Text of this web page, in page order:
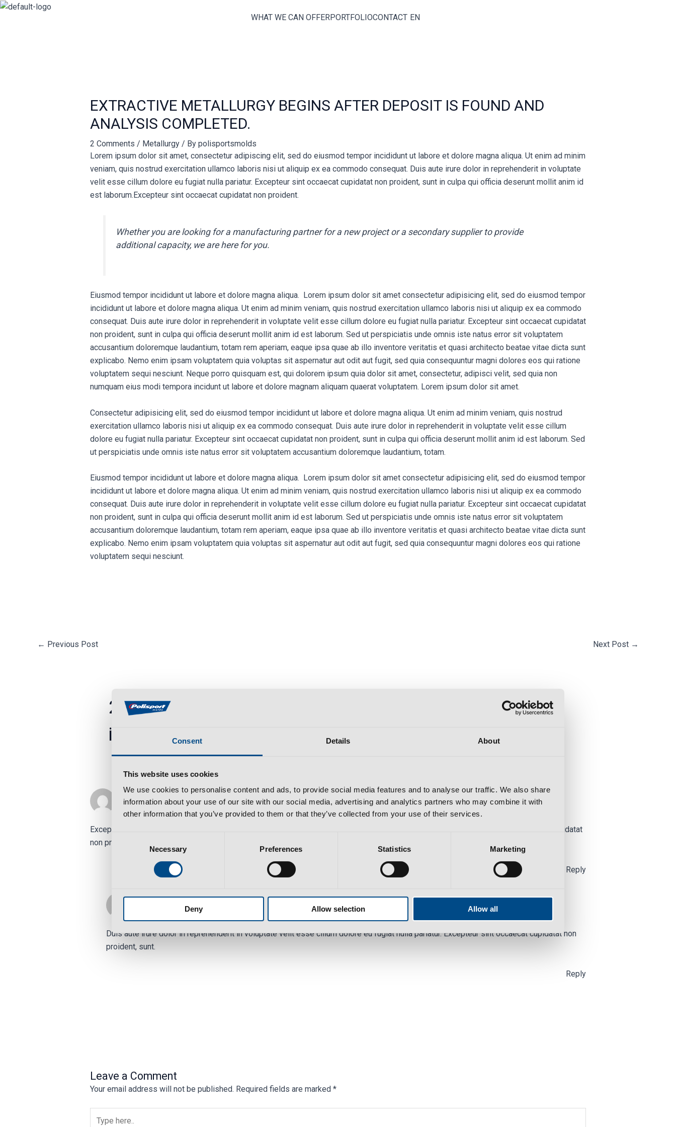
Consent Details About
This website uses cookies
We use cookies to personalise content and ads, to provide social media features and to analyse our traffic. We also share
information about your use of our site with our social media, advertising and analytics partners who may combine it with
other information that you’ve provided to them or that they’ve collected from your use of their services.
Necessary Preferences Statistics Marketing
Deny Allow selection Allow all
Skip
WHAT WE CAN OFFERPORTFOLIOCONTACT EN
EXTRACTIVE METALLURGY BEGINS AFTER DEPOSIT IS FOUND AND
ANALYSIS COMPLETED.
2 Comments / Metallurgy/ By polisportsmolds
Lorem ipsum dolor sit amet, consectetur adipiscing elit, sed do eiusmod tempor incididunt ut labore et dolore magna aliqua. Ut enim ad minim
veniam, quis nostrud exercitation ullamco laboris nisi ut aliquip ex ea commodo consequat. Duis aute irure dolor in reprehenderit in voluptate
velit esse cillum dolore eu fugiat nulla pariatur. Excepteur sint occaecat cupidatat non proident, sunt in culpa qui officia deserunt mollit anim id
est laborum.Excepteur sint occaecat cupidatat non proident.
Whether you are looking for a manufacturing partner for a new project or a secondary supplier to provide
additional capacity, we are here for you.
Eiusmod tempor incididunt ut labore et dolore magna aliqua. Lorem ipsum dolor sit amet consectetur adipisicing elit, sed do eiusmod tempor
incididunt ut labore et dolore magna aliqua. Ut enim ad minim veniam, quis nostrud exercitation ullamco laboris nisi ut aliquip ex ea commodo
consequat. Duis aute irure dolor in reprehenderit in voluptate velit esse cillum dolore eu fugiat nulla pariatur. Excepteur sint occaecat cupidatat
non proident, sunt in culpa qui officia deserunt mollit anim id est laborum. Sed ut perspiciatis unde omnis iste natus error sit voluptatem
accusantium doloremque laudantium, totam rem aperiam, eaque ipsa quae ab illo inventore veritatis et quasi architecto beatae vitae dicta sunt
explicabo. Nemo enim ipsam voluptatem quia voluptas sit aspernatur aut odit aut fugit, sed quia consequuntur magni dolores eos qui ratione
voluptatem sequi nesciunt. Neque porro quisquam est, qui dolorem ipsum quia dolor sit amet, consectetur, adipisci velit, sed quia non
numquam eius modi tempora incidunt ut labore et dolore magnam aliquam quaerat voluptatem. Lorem ipsum dolor sit amet.
Consectetur adipisicing elit, sed do eiusmod tempor incididunt ut labore et dolore magna aliqua. Ut enim ad minim veniam, quis nostrud
exercitation ullamco laboris nisi ut aliquip ex ea commodo consequat. Duis aute irure dolor in reprehenderit in voluptate velit esse cillum
dolore eu fugiat nulla pariatur. Excepteur sint occaecat cupidatat non proident, sunt in culpa qui officia deserunt mollit anim id est laborum. Sed
ut perspiciatis unde omnis iste natus error sit voluptatem accusantium doloremque laudantium, totam.
Eiusmod tempor incididunt ut labore et dolore magna aliqua. Lorem ipsum dolor sit amet consectetur adipisicing elit, sed do eiusmod tempor
incididunt ut labore et dolore magna aliqua. Ut enim ad minim veniam, quis nostrud exercitation ullamco laboris nisi ut aliquip ex ea commodo
consequat. Duis aute irure dolor in reprehenderit in voluptate velit esse cillum dolore eu fugiat nulla pariatur. Excepteur sint occaecat cupidatat
non proident, sunt in culpa qui officia deserunt mollit anim id est laborum. Sed ut perspiciatis unde omnis iste natus error sit voluptatem
accusantium doloremque laudantium, totam rem aperiam, eaque ipsa quae ab illo inventore veritatis et quasi architecto beatae vitae dicta sunt
explicabo. Nemo enim ipsam voluptatem quia voluptas sit aspernatur aut odit aut fugit, sed quia consequuntur magni dolores eos qui ratione
voluptatem sequi nesciunt.
Post
← Previous Post Next Post →
2 thoughts on “Extractive metallurgy begins after deposit
is found and analysis completed.”
HEATHER J GOGGINS
FEBRUARY 4, 2020 AT 3:42 PM
Excepteur sint occaecat cupidatat non proident, sunt in culpa qui officia deserunt mollit anim id est laborum.Excepteur sint occaecat cupidatat
non proident.
Reply
MICHAL STURGIL
FEBRUARY 4, 2020 AT 3:42 PM
Duis aute irure dolor in reprehenderit in voluptate velit esse cillum dolore eu fugiat nulla pariatur. Excepteur sint occaecat cupidatat non
proident, sunt.
Reply
Leave a Comment
Your email address will not be published. Required fields are marked *